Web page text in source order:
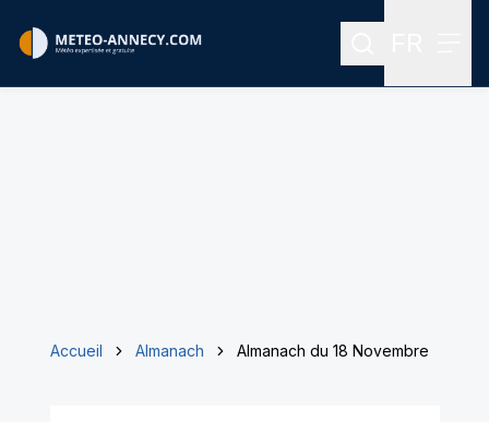
Rechercher
Accueil Almanach Almanach du 18 Novembre